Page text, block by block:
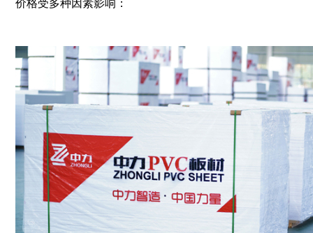
价格受多种因素影响：